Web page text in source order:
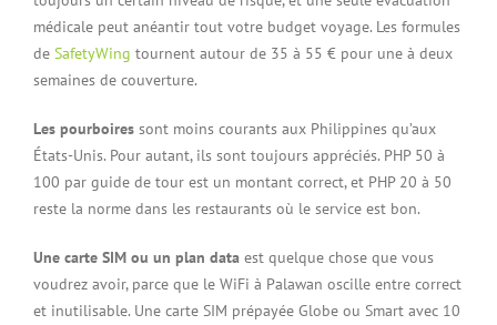
médicale peut anéantir tout votre budget voyage. Les formules
de SafetyWing tournent autour de 35 à 55 € pour une à deux
semaines de couverture.
Les pourboires sont moins courants aux Philippines qu’aux
États-Unis. Pour autant, ils sont toujours appréciés. PHP 50 à
100 par guide de tour est un montant correct, et PHP 20 à 50
reste la norme dans les restaurants où le service est bon.
Une carte SIM ou un plan data est quelque chose que vous
voudrez avoir, parce que le WiFi à Palawan oscille entre correct
et inutilisable. Une carte SIM prépayée Globe ou Smart avec 10